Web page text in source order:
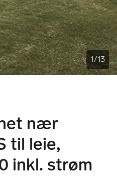
1/13
nær
til leie,
inkl. strøm